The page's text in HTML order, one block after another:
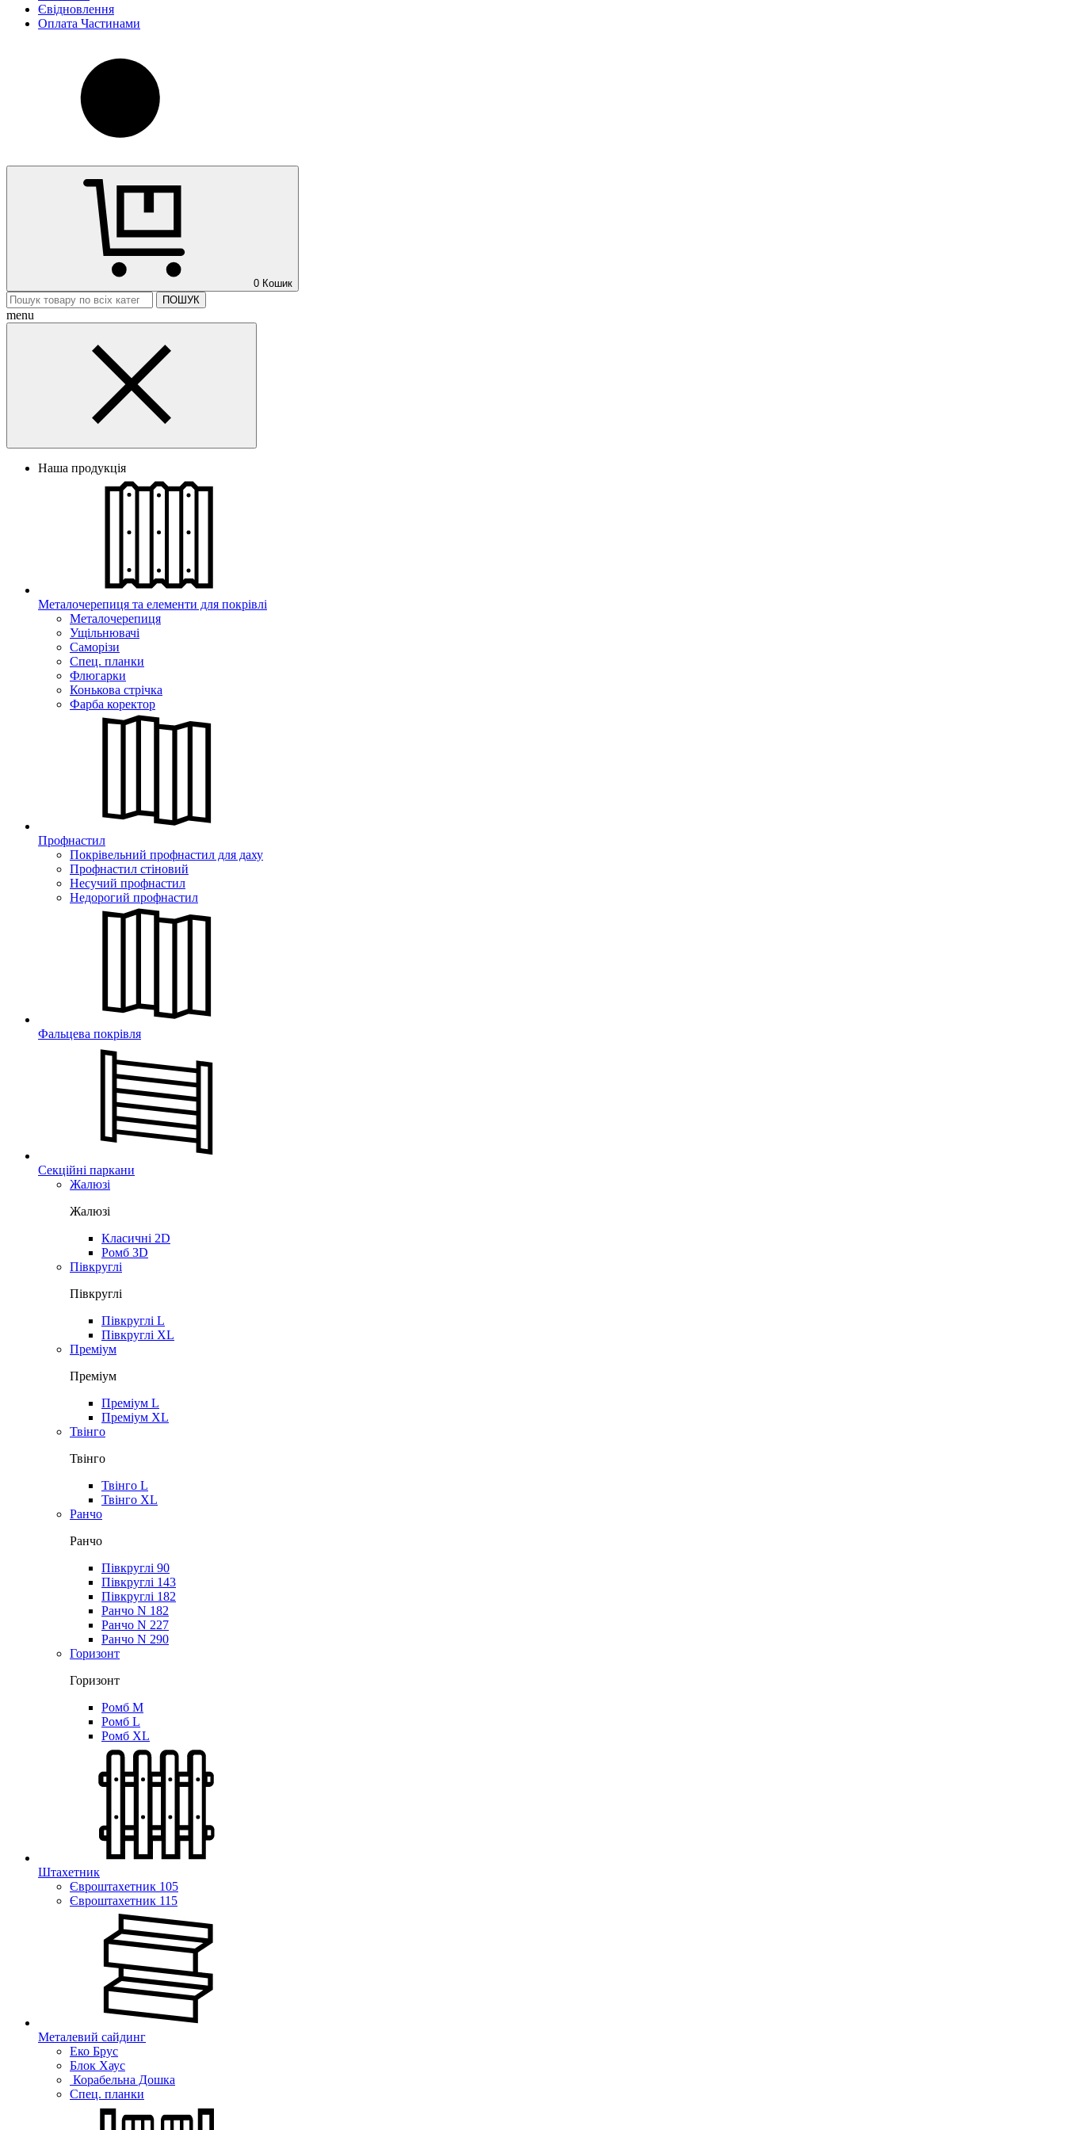
Євідновлення
Оплата Частинами
0 Кошик
ПОШУК
menu
Наша продукція
Металочерепиця та елементи для покрівлі
Металочерепиця
Ущільнювачі
Саморізи
Спец. планки
Флюгарки
Конькова стрічка
Фарба коректор
Профнастил
Покрівельний профнастил для даху
Профнастил стіновий
Несучий профнастил
Недорогий профнастил
Фальцева покрівля
Секційні паркани
Жалюзі
Жалюзі
Класичні 2D
Ромб 3D
Півкруглі
Півкруглі
Півкруглі L
Півкруглі XL
Преміум
Преміум
Преміум L
Преміум XL
Твінго
Твінго
Твінго L
Твінго XL
Ранчо
Ранчо
Півкруглі 90
Півкруглі 143
Півкруглі 182
Ранчо N 182
Ранчо N 227
Ранчо N 290
Горизонт
Горизонт
Ромб M
Ромб L
Ромб XL
Штахетник
Євроштахетник 105
Євроштахетник 115
Металевий сайдинг
Еко Брус
Блок Хаус
Корабельна Дошка
Спец. планки